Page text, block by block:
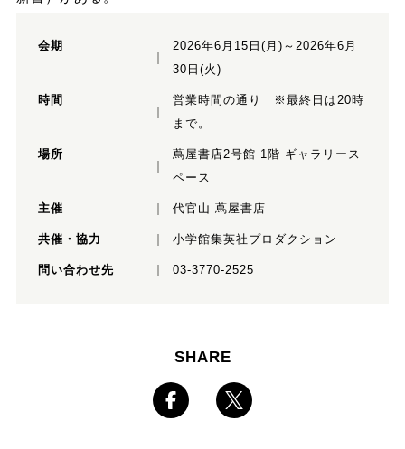
会期
2026年6月15日(月)～2026年6月
30日(火)
時間
営業時間の通り ※最終日は20時
まで。
場所
蔦屋書店2号館 1階 ギャラリース
ペース
主催 代官山 蔦屋書店
共催・協力 小学館集英社プロダクション
問い合わせ先 03-3770-2525
SHARE